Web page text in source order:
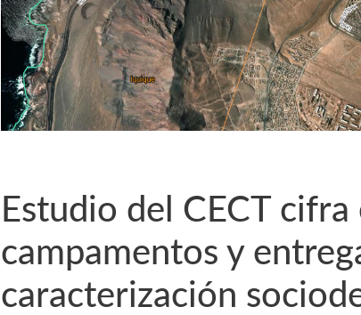
Estudio del CECT
campamentos y
caracterización